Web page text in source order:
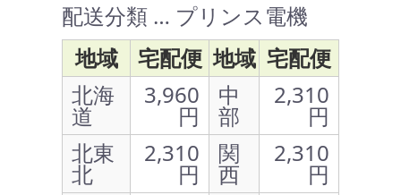
配送分類 … プリンス電機
地域
宅配便 地域 宅配便
北海
道
3,960
円
中
部
2,310
円
北東
北
2,310
円
関
西
2,310
円